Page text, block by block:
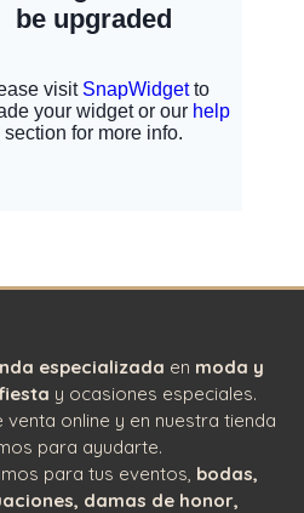
especializada en moda y
y ocasiones especiales.
online y en nuestra tienda
para ayudarte.
para tus eventos, bodas,
damas de honor,